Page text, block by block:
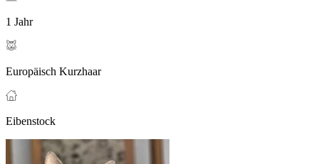
1 Jahr
Europäisch Kurzhaar
Eibenstock